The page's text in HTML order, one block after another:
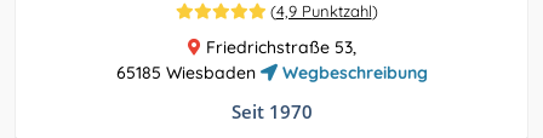
(4,9 Punktzahl)
Friedrichstraße 53,
65185 Wiesbaden
Wegbeschreibung
Seit 1970